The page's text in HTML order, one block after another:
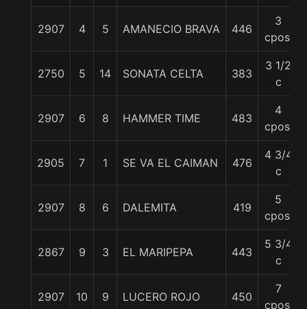
2907 4 5 AMANECIO BRAVA 446
3
cpos.
2750 5 14 SONATA CELTA 383
3 1/2
c
2907 6 8 HAMMER TIME 483
4
cpos.
2905 7 1 SE VA EL CAIMAN 476
4 3/4
c
2907 8 6 DALEMITA 419
5
cpos.
2867 9 3 EL MARIPEPA 443
5 3/4
c
2907 10 9 LUCERO ROJO 450
7
cpos.